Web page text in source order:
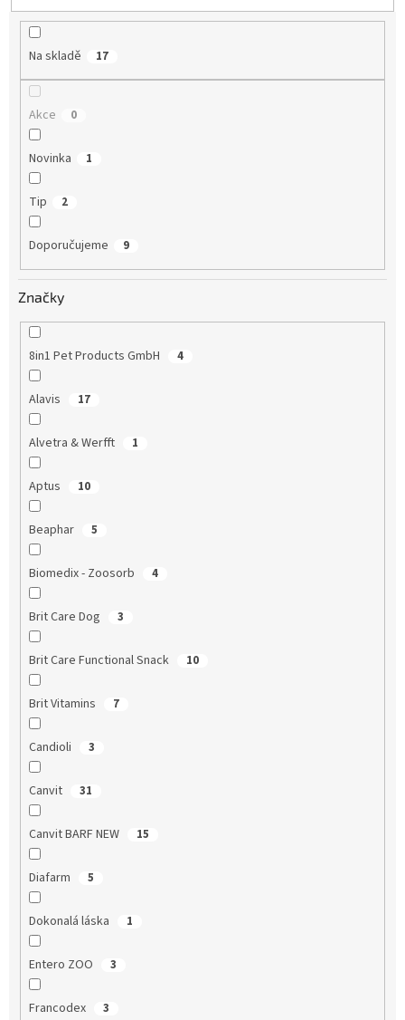
ů
Na skladě 17
Akce 0
Novinka 1
Tip 2
Doporučujeme 9
Značky
8in1 Pet Products GmbH 4
Alavis 17
Alvetra & Werfft 1
Aptus 10
Beaphar 5
Biomedix - Zoosorb 4
Brit Care Dog 3
Brit Care Functional Snack 10
Brit Vitamins 7
Candioli 3
Canvit 31
Canvit BARF NEW 15
Diafarm 5
Dokonalá láska 1
Entero ZOO 3
Francodex 3